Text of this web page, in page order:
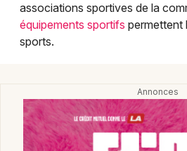
Manifestations
Concerts
Marseille
Mulhouse
Nantes
Nice
associations sportives de la
équipements sportifs permettent
sports.